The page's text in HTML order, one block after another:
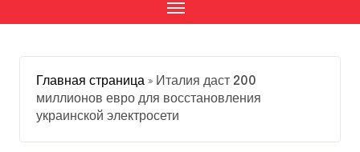
Главная страница » Италия даст 200
миллионов евро для восстановления
украинской электросети